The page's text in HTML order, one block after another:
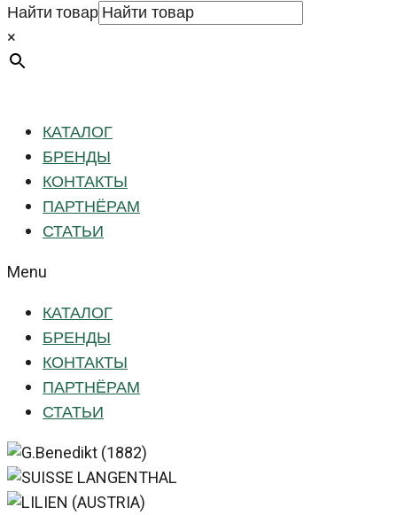
Найти товар
×
КАТАЛОГ
БРЕНДЫ
КОНТАКТЫ
ПАРТНЁРАМ
СТАТЬИ
Menu
КАТАЛОГ
БРЕНДЫ
КОНТАКТЫ
ПАРТНЁРАМ
СТАТЬИ